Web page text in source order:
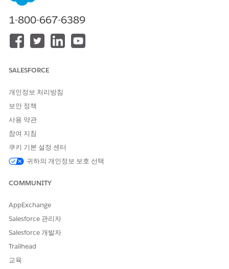
NOTEFor documentation on Partner Enablement, see
1-800-667-6389
SALESFORCE
개인정보 처리방침
보안 정책
사용 약관
참여 지침
쿠키 기본 설정 센터
귀하의 개인정보 보호 선택
COMMUNITY
AppExchange
Salesforce 관리자
Salesforce 개발자
Trailhead
교육